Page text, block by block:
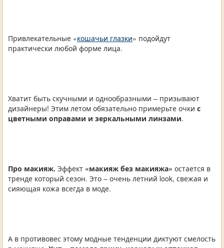
Привлекательные «кошачьи глазки» подойдут
практически любой форме лица.
Хватит быть скучными и однообразными – призывают
дизайнеры! Этим летом обязательно примерьте очки с
цветными оправами и зеркальными линзами.
Про макияж. Эффект «макияж без макияжа» остается в
тренде который сезон. Это – очень летний look, свежая и
сияющая кожа всегда в моде.
А в противовес этому модные тенденции диктуют смелость